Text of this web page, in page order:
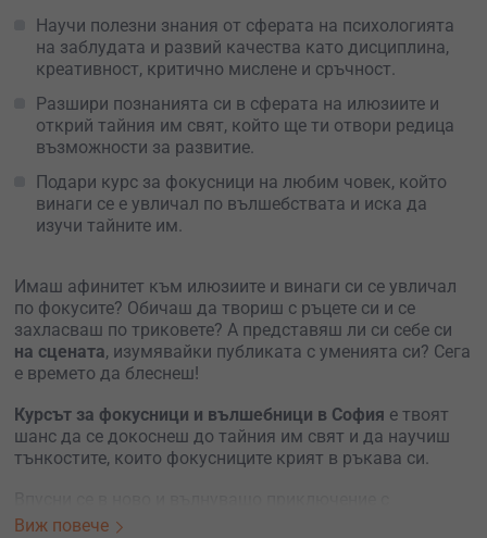
Научи полезни знания от сферата на психологията
на заблудата и развий качества като дисциплина,
креативност, критично мислене и сръчност.
Разшири познанията си в сферата на илюзиите и
открий тайния им свят, който ще ти отвори редица
възможности за развитие.
Подари курс за фокусници на любим човек, който
винаги се е увличал по вълшебствата и иска да
изучи тайните им.
Имаш афинитет към илюзиите и винаги си се увличал
по фокусите? Обичаш да твориш с ръцете си и се
захласваш по триковете? А представяш ли си себе си
на сцената, изумявайки публиката с уменията си? Сега
е времето да блеснеш!
Курсът за фокусници и вълшебници в София е твоят
шанс да се докоснеш до тайния им свят и да научиш
тънкостите, които фокусниците крият в ръкава си.
неограничени възможности и открий нови магични
Виж повече